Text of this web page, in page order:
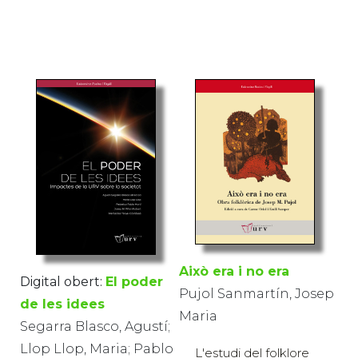
Digital obert: El poder
de les idees
Segarra Blasco, Agustí;
Llop Llop, Maria; Pablo
Això era i no era
Pujol Sanmartín, Josep
Maria
L'estudi del folklore